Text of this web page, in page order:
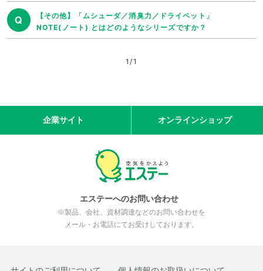
Q
【その他】「ムシューダ／消臭力／ドライペット」
NOTE(ノート) とはどのようなシリーズですか？
1 /1
企業サイト オンラインショップ
エステーへのお問い合わせ
※製品、会社、資材調達などのお問い合わせを
メール・お電話にてお受けしております。